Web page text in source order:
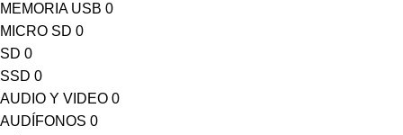
MEMORIA USB 0
MICRO SD 0
SD 0
SSD 0
AUDIO Y VIDEO 0
AUDÍFONOS 0